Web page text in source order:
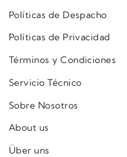
Políticas de Despacho
Políticas de Privacidad
Términos y Condiciones
Servicio Técnico
Sobre Nosotros
About us
Über uns